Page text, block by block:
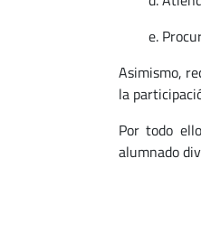
Asimismo,
la
Por todo
alumnado